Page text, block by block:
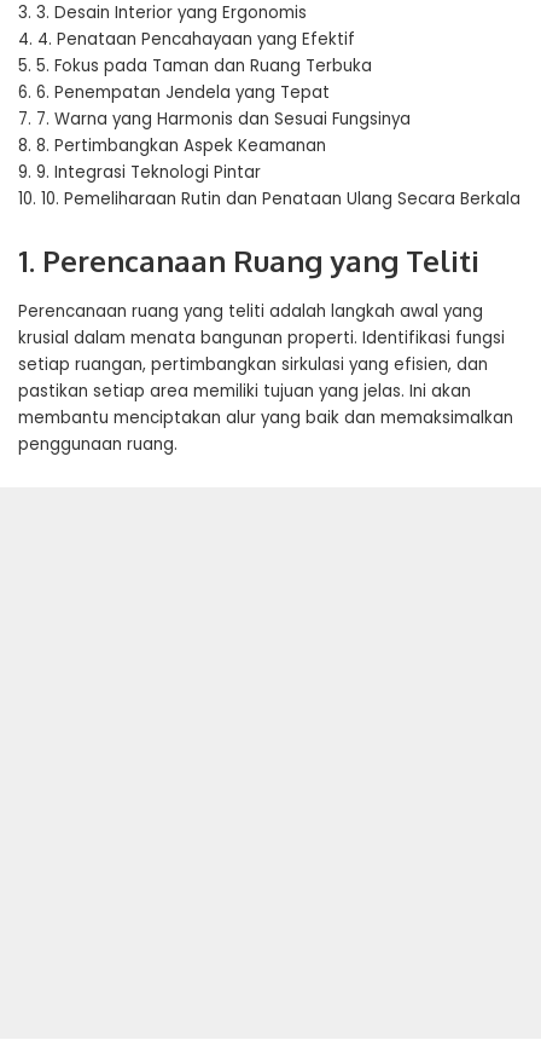
3. 3. Desain Interior yang Ergonomis
4. 4. Penataan Pencahayaan yang Efektif
5. 5. Fokus pada Taman dan Ruang Terbuka
6. 6. Penempatan Jendela yang Tepat
7. 7. Warna yang Harmonis dan Sesuai Fungsinya
8. 8. Pertimbangkan Aspek Keamanan
9. 9. Integrasi Teknologi Pintar
10. 10. Pemeliharaan Rutin dan Penataan Ulang Secara Berkala
1. Perencanaan Ruang yang Teliti
Perencanaan ruang yang teliti adalah langkah awal yang
krusial dalam menata bangunan properti. Identifikasi fungsi
setiap ruangan, pertimbangkan sirkulasi yang efisien, dan
pastikan setiap area memiliki tujuan yang jelas. Ini akan
membantu menciptakan alur yang baik dan memaksimalkan
penggunaan ruang.